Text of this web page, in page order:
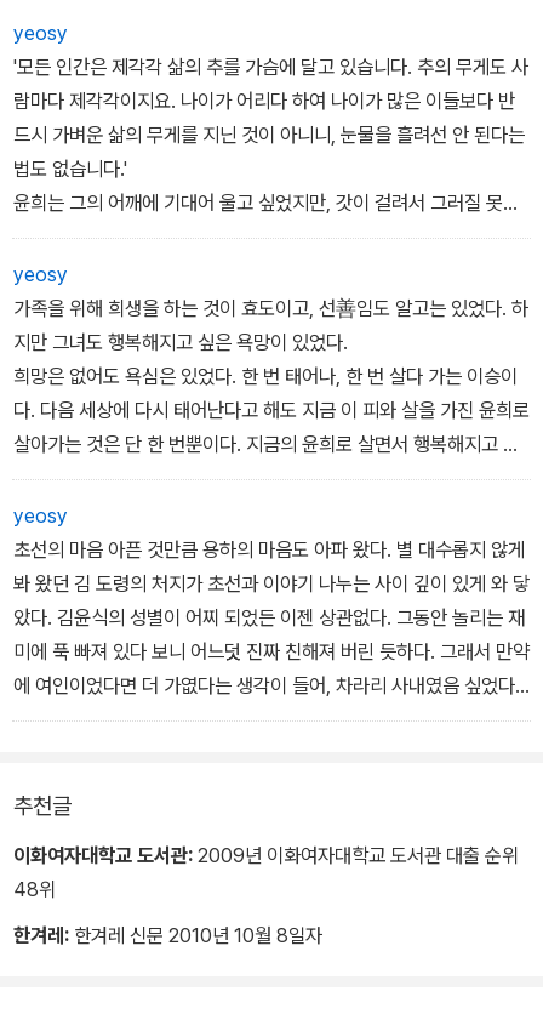
었다. 그래서 도와 달라며 선준을 바라보았다. 아니나 다를까 이 남자,
여인네들의 아랫도리를 움찔거리게 만드는 자태를 지니고선, 참 다정
도 하신 말씀을 늘어놓는다.
“그렇게 하는 게 좋겠소. 귀공은 몸도 성치 않은데, 방문 옆은 찬바람
이 새어 들어오니 좋지 않소. 가운데 자리면 따뜻할 터이고, 또한 양옆
에서 건강한 기를 나눠 받을 수 있을 거요.”
그에게 뭘 바라는 게 바보다. 아무래도 조만간 없던 병도 생길 것 같
다. 화병 내지는 상사병 같은 것으로. - 본문 중에서
yeosy
'모든 인간은 제각각 삶의 추를 가슴에 달고 있습니다. 추의 무게도 사
람마다 제각각이지요. 나이가 어리다 하여 나이가 많은 이들보다 반
드시 가벼운 삶의 무게를 지닌 것이 아니니, 눈물을 흘려선 안 된다는
법도 없습니다.'
윤희는 그의 어깨에 기대어 울고 싶었지만, 갓이 걸려서 그러질 못하
였다. 대신 선준의 얼굴을 보았다. 그의 눈동자에 번지는 염려의 미소
를 접하자, 겨우 삼켰던 눈물이 다시 흘러내렸다. 어깨에는 여전히 그
의 손에서 전해지는 체온이 느껴졌고, 그의 초록 빛깔의 체취도 후각
을 자극하였다.-71쪽
yeosy
가족을 위해 희생을 하는 것이 효도이고, 선善임도 알고는 있었다. 하
지만 그녀도 행복해지고 싶은 욕망이 있었다.
희망은 없어도 욕심은 있었다. 한 번 태어나, 한 번 살다 가는 이승이
다. 다음 세상에 다시 태어난다고 해도 지금 이 피와 살을 가진 윤희로
살아가는 것은 단 한 번뿐이다. 지금의 윤희로 살면서 행복해지고 싶
었다. 때문에 '천하의 악녀, 제 욕심만 챙기는 이기적인 여자'라는 손
가락질을 당하더라고 행복할 수 없는 그 혼인은 받아들이고 싶지 않
았다. 어쩌면 선준을 만나기 전이었다면 쉽게 내릴 수 있는 판단이었
을지도 모른다. 하지만 이미 그를 만났고, 그렇기에 지금의 윤희는 외
가에 갈 수 없었다.
'어머니, 죄송합니다. 윤식아, 미안해. 난 못 하겠어······.'-93-34쪽
yeosy
초선의 마음 아픈 것만큼 용하의 마음도 아파 왔다. 별 대수롭지 않게
봐 왔던 김 도령의 처지가 초선과 이야기 나누는 사이 깊이 있게 와 닿
았다. 김윤식의 성별이 어찌 되었든 이젠 상관없다. 그동안 놀리는 재
미에 푹 빠져 있다 보니 어느덧 진짜 친해져 버린 듯하다. 그래서 만약
에 여인이었다면 더 가엾다는 생각이 들어, 차라리 사내였음 싶었다.
'우리 김 도령을 많이 좋아하지는 마라.'
용하는 껄껄 소리 내어 웃었다.
'나도 그것이 제일 어렵더라. 내 마은도 사랑해야 하는 여인은 그러질
못하면서, 사랑하지 말아야 할 여인만을 담더라고. 꺼내어 던지고 또
던져도 자꾸만 생겨나는 그 마은은 분명 나의 것이라 할 수 없지. 이제
추천글
이화여자대학교 도서관: 2009년 이화여자대학교 도서관 대출 순위
48위
한겨레: 한겨레 신문 2010년 10월 8일자